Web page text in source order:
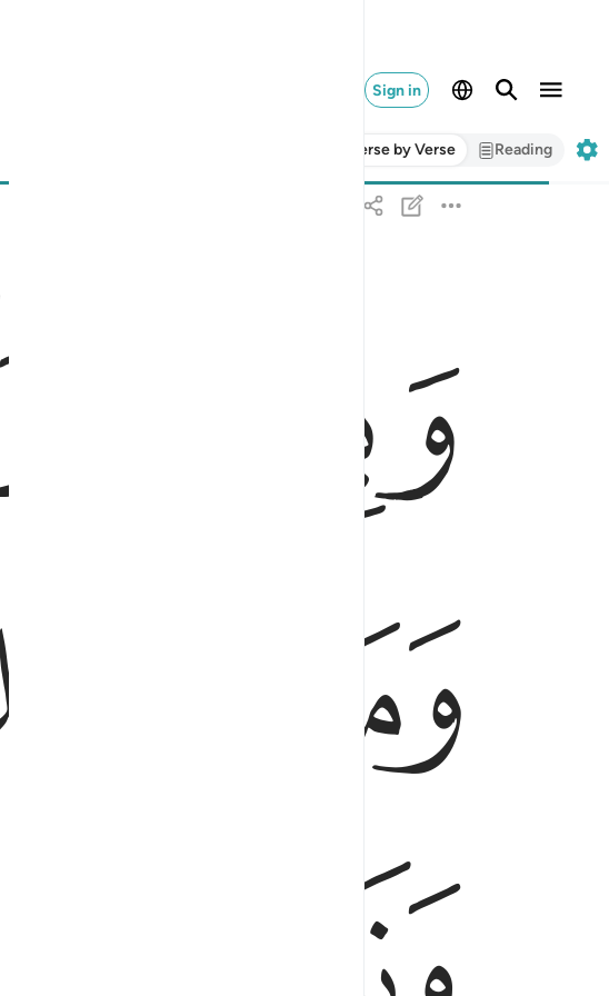
Sign in
Verse by Verse Reading
وَبِٱلْحَقِّ أَنزَلْنَـٰهُ وَبِٱلْحَقِّ نَزَلَ ۗ وَمَآ أَرْسَلْنَـٰكَ إِلَّا مُبَشِّرًۭا وَنَذِيرًۭا
ﱁ
ﱆ